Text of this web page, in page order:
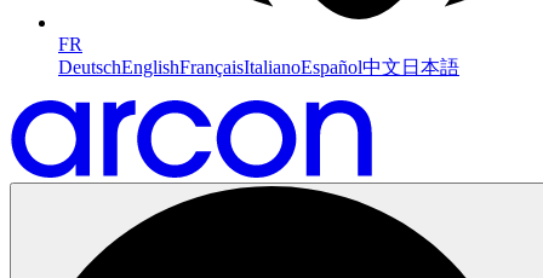
FR
DeutschEnglishFrançaisItalianoEspañol中文 日本語